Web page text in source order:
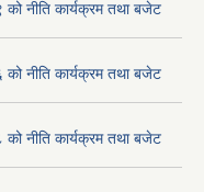
नीति कार्यक्रम तथा बजेट
नीति कार्यक्रम तथा बजेट
नीति कार्यक्रम तथा बजेट